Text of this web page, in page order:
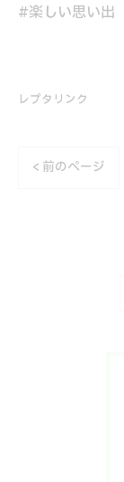
#楽しい思い出
レプタリンク
< 前のページ